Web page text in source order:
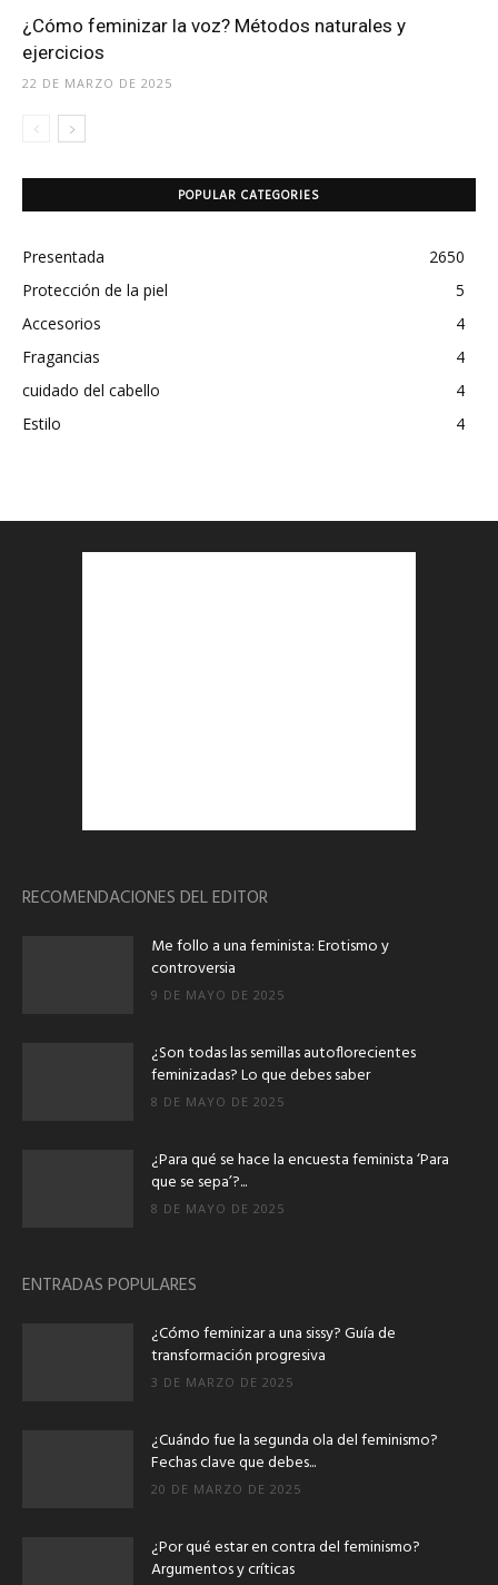
¿Cómo feminizar la voz? Métodos naturales y
ejercicios
22 DE MARZO DE 2025
POPULAR CATEGORIES
Presentada
2650
Protección de la piel
5
Accesorios
4
Fragancias
4
cuidado del cabello
4
Estilo
4
RECOMENDACIONES DEL EDITOR
Me follo a una feminista: Erotismo y
controversia
9 DE MAYO DE 2025
¿Son todas las semillas autoflorecientes
feminizadas? Lo que debes saber
8 DE MAYO DE 2025
¿Para qué se hace la encuesta feminista ‘Para
que se sepa’?...
8 DE MAYO DE 2025
ENTRADAS POPULARES
¿Cómo feminizar a una sissy? Guía de
transformación progresiva
3 DE MARZO DE 2025
¿Cuándo fue la segunda ola del feminismo?
Fechas clave que debes...
20 DE MARZO DE 2025
¿Por qué estar en contra del feminismo?
Argumentos y críticas